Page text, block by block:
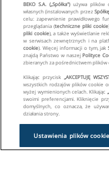
BEKO S.A. („Spółka")używa plików
własnych (instalowanych przezSpółkę
celu: zapewnienie prawidłowego
przeglądania (techniczne pliki cookie
pliki cookie), a także wyświetlanie
w serwisach zewnętrznych i na
cookie). Więcej informacji o tym, jak
znajdą Państwo w naszejPolityce
zbieranych za pośrednictwem
Klikając przycisk „AKCEPTUJĘ
wszystkich rodzajów plików cookie
wyżej wymienionych celach. Klikając
swoimi preferencjami. Kliknięcie
domyślnych, co oznacza, że
działania strony.
Ustawienia plików